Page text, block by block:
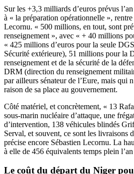
Sur les +3,3 milliards d’euros prévus
à « la préparation opérationnelle »,
Lecornu. « 500 millions, en tout, sont
renseignement », avec « + 40 millions
« 425 millions d’euros pour la seule
Sécurité extérieure), 51 millions pour la
renseignement et de la sécurité de la
DRM (direction du renseignement
par ailleurs sénateur de l’Eure, mais qui
raison de sa place au gouvernement.
Côté matériel, et concrètement, « 13
sous-marin nucléaire d’attaque, une
d’intervention, 138 véhicules blindés
Serval, et souvent, ce sont les livraisons
précise encore Sébastien Lecornu. La
à elle de 456 équivalents temps plein
Le coût du départ du Niger